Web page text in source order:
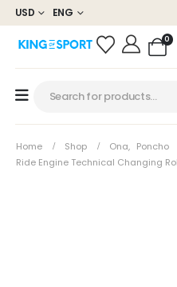
USD ENG
0
Home Shop Ona, Poncho
Ride Engine Technical Changing